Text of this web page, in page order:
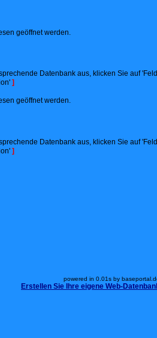
geöffnet werden.
Datenbank aus, klicken Sie auf
]
geöffnet werden.
Datenbank aus, klicken Sie auf
]
powered in 0.01s by
Erstellen Sie Ihre eigene Web-